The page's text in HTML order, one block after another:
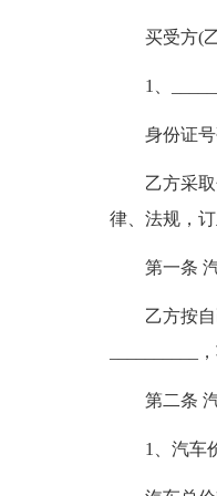
买受方(
1、
身份证号
乙方采
律、法规，订
第一条
乙方按
__________
第二条
1、汽车